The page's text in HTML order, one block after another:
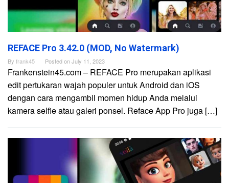
REFACE Pro 3.42.0 (MOD, No Watermark)
By frank45 Posted onJuly 11, 2023
Frankenstein45.com – REFACE Pro merupakan aplikasi
edit pertukaran wajah populer untuk Android dan iOS
dengan cara mengambil momen hidup Anda melalui
kamera selfie atau galeri ponsel. Reface App Pro juga […]